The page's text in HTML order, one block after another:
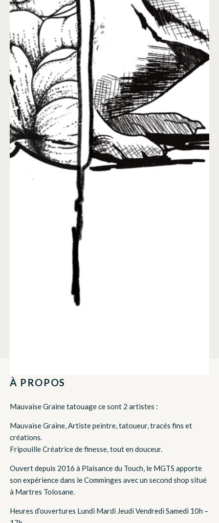
À PROPOS
Mauvaise Graine tatouage ce sont 2 artistes :
Mauvaise Graine, Artiste peintre, tatoueur, tracés fins et
créations.
Fripouille Créatrice de finesse, tout en douceur.
Ouvert depuis 2016 à Plaisance du Touch, le MGTS apporte
son expérience dans le Comminges avec un second shop situé
à Martres Tolosane.
Heures d’ouvertures Lundi Mardi Jeudi Vendredi Samedi 10h –